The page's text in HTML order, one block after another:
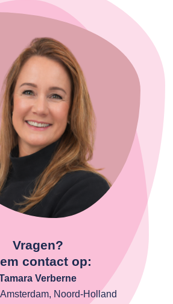
Vragen?
contact op:
Verberne
Noord-Holland